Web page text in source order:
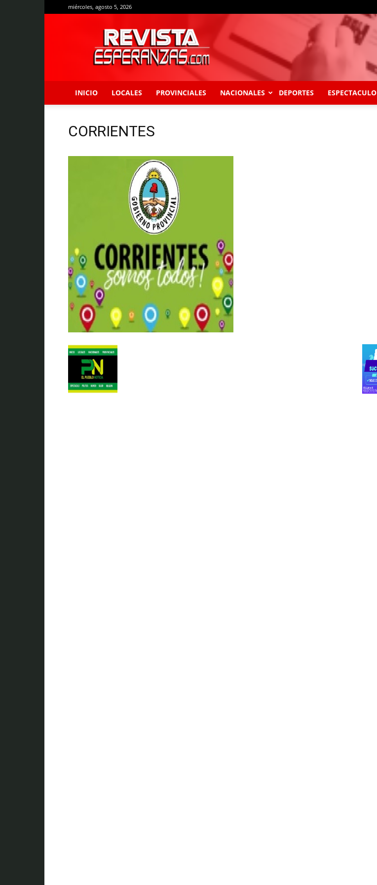
miércoles, agosto 5, 2026
Revista
Esperanzas
INICIO LOCALES PROVINCIALES NACIONALES DEPORTES ESPECTACULO
CORRIENTES